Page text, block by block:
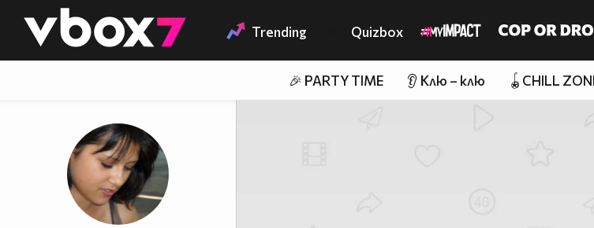
👾 Trending Quizbox
🎉 PARTY TIME 👂 Клю – клю 🪀CHILL